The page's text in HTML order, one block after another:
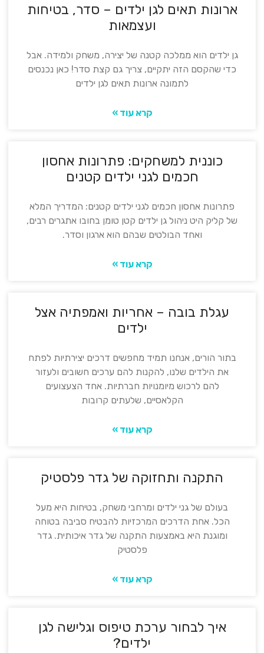
ארונות תאים לגן ילדים – סדר, בטיחות
ועצמאות
גן ילדים הוא ממלכה קטנה של יצירה, משחק ולמידה. אבל
כדי שהקסם הזה יתקיים, צריך גם קצת סדר! כאן נכנסים
לתמונה ארונות תאים לגן ילדים
קרא עוד »
כוננית למשחקים: פתרונות אחסון
חכמים לגני ילדים קטנים
פתרונות אחסון חכמים לגני ילדים קטנים: המדריך המלא
של קליק היט ניהול גן ילדים קטן טומן בחובו אתגרים רבים,
ואחד הבולטים שבהם הוא ארגון וסדר.
קרא עוד »
עגלת בובה – אחריות ואמפתיה אצל
ילדים
בתור הורים, אנחנו תמיד מחפשים דרכים יצירתיות לפתח
את הילדים שלנו, להקנות להם ערכים חשובים ולעזור
להם לרכוש מיומנויות חברתיות. אחד הצעצועים
הקלאסיים, שלעתים קרובות
קרא עוד »
התקנה ותחזוקה של גדר פלסטיק
בעולם של גני ילדים ומרחבי משחק, בטיחות היא מעל
הכל. אחת הדרכים המרכזיות להבטיח סביבה בטוחה
ומוגנת היא באמצעות התקנה של גדר איכותית. גדר
פלסטיק
קרא עוד »
איך לבחור ערכת טיפוס וגלישה לגן
ילדים?